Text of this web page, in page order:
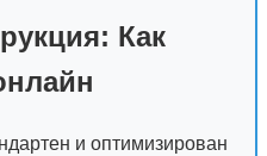
Как
и оптимизирован